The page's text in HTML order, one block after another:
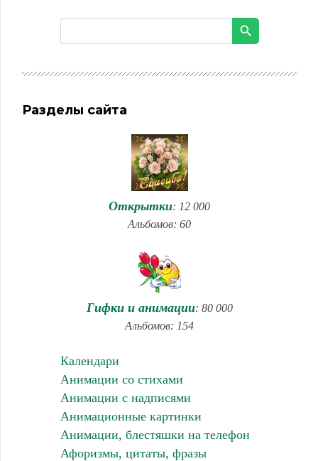
Разделы сайта
Открытки: 12 000
Альбомов: 60
Гифки и анимации: 80 000
Альбомов: 154
Календари
Анимации со стихами
Анимации с надписями
Анимационные картинки
Анимации, блестяшки на телефон
Афоризмы, цитаты, фразы